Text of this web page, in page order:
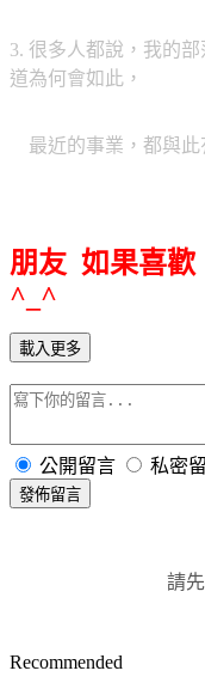
3. 很多人都說，我的
道為何會如此，
最近的事業，都與此
朋友 如果喜
^_^
載入更多
公開留言 私密
發佈留言
請先
Recommended